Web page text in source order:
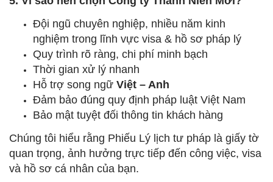
Đội ngũ chuyên nghiệp, nhiều năm kinh
nghiệm trong lĩnh vực visa & hồ sơ pháp lý
Quy trình rõ ràng, chi phí minh bạch
Thời gian xử lý nhanh
Hỗ trợ song ngữ Việt – Anh
Đảm bảo đúng quy định pháp luật Việt Nam
Bảo mật tuyệt đối thông tin khách hàng
Chúng tôi hiểu rằng Phiếu Lý lịch tư pháp là giấy tờ
quan trọng, ảnh hưởng trực tiếp đến công việc, visa
và hồ sơ cá nhân của bạn.